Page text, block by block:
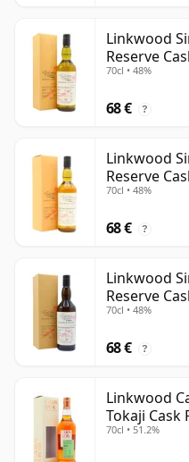
Linkwood
Reserve
70cl • 48%
68 € ?
Linkwood
Reserve
70cl • 48%
68 € ?
Linkwood
Reserve
70cl • 48%
68 € ?
Linkwood
Tokaji Cask
70cl • 51.2%